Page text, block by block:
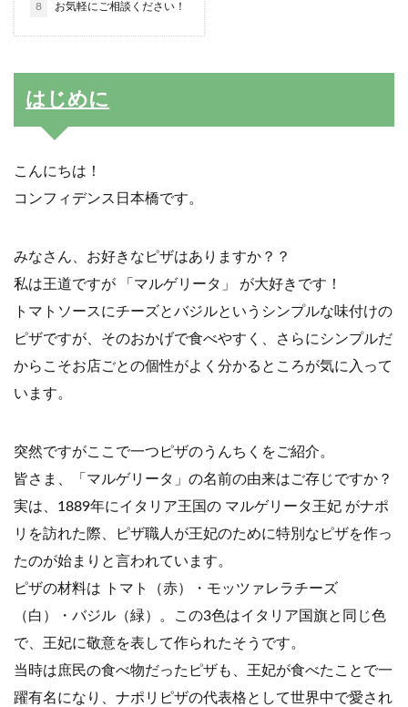
8 お気軽にご相談ください！
はじめに
こんにちは！
コンフィデンス日本橋です。
みなさん、お好きなピザはありますか？？
私は王道ですが 「マルゲリータ」 が大好きです！
トマトソースにチーズとバジルというシンプルな味付けの
ピザですが、そのおかげで食べやすく、さらにシンプルだ
からこそお店ごとの個性がよく分かるところが気に入って
います。
突然ですがここで一つピザのうんちくをご紹介。
皆さま、「マルゲリータ」の名前の由来はご存じですか？
実は、1889年にイタリア王国の マルゲリータ王妃 がナポ
リを訪れた際、ピザ職人が王妃のために特別なピザを作っ
たのが始まりと言われています。
ピザの材料は トマト（赤）・モッツァレラチーズ
（白）・バジル（緑）。この3色はイタリア国旗と同じ色
で、王妃に敬意を表して作られたそうです。
当時は庶民の食べ物だったピザも、王妃が食べたことで一
躍有名になり、ナポリピザの代表格として世界中で愛され